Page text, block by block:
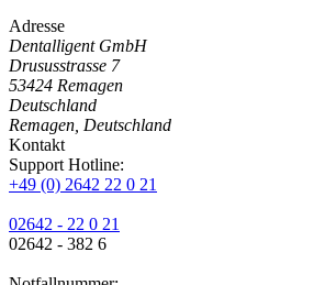
Adresse
Dentalligent GmbH
Drususstrasse 7
53424 Remagen
Deutschland
Remagen, Deutschland
Kontakt
Support Hotline:
+49 (0) 2642 22 0 21
02642 - 22 0 21
02642 - 382 6